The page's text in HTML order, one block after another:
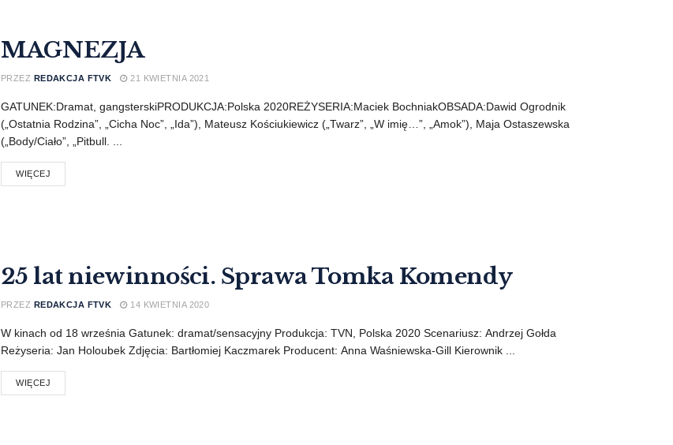
MAGNEZJA
PRZEZ REDAKCJA FTVK 21 KWIETNIA 2021
GATUNEK:Dramat, gangsterskiPRODUKCJA:Polska 2020REŻYSERIA:Maciek BochniakOBSADA:Dawid Ogrodnik
(„Ostatnia Rodzina”, „Cicha Noc”, „Ida”), Mateusz Kościukiewicz („Twarz”, „W imię…”, „Amok”), Maja Ostaszewska
(„Body/Ciało”, „Pitbull. ...
WIĘCEJ
25 lat niewinności. Sprawa Tomka Komendy
PRZEZ REDAKCJA FTVK 14 KWIETNIA 2020
W kinach od 18 września Gatunek: dramat/sensacyjny Produkcja: TVN, Polska 2020 Scenariusz: Andrzej Gołda
Reżyseria: Jan Holoubek Zdjęcia: Bartłomiej Kaczmarek Producent: Anna Waśniewska-Gill Kierownik ...
WIĘCEJ